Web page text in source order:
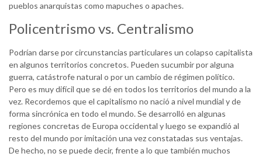
pueblos anarquistas como mapuches o apaches.
Policentrismo vs. Centralismo
Podrían darse por circunstancias particulares un colapso capitalista
en algunos territorios concretos. Pueden sucumbir por alguna
guerra, catástrofe natural o por un cambio de régimen político.
Pero es muy difícil que se dé en todos los territorios del mundo a la
vez. Recordemos que el capitalismo no nació a nivel mundial y de
forma sincrónica en todo el mundo. Se desarrolló en algunas
regiones concretas de Europa occidental y luego se expandió al
resto del mundo por imitación una vez constatadas sus ventajas.
De hecho, no se puede decir, frente a lo que también muchos